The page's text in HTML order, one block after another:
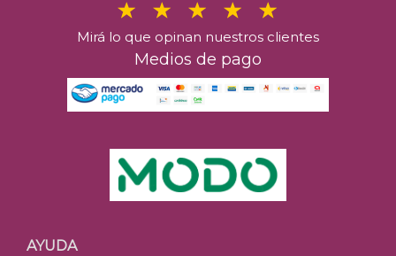
Mirá lo que opinan nuestros clientes
Medios de pago
AYUDA